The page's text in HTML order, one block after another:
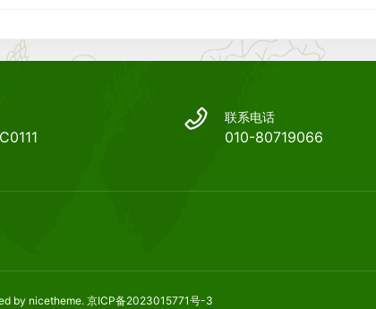
联系电话
010-80719066
by nicetheme. 京ICP备2023015771号-3